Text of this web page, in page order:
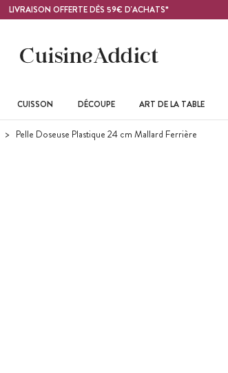
LIVRAISON OFFERTE DÈS 59€ D'ACHATS*
CUISSON DÉCOUPE ART DE LA TABLE
Pelle Doseuse Plastique 24 cm Mallard Ferrière